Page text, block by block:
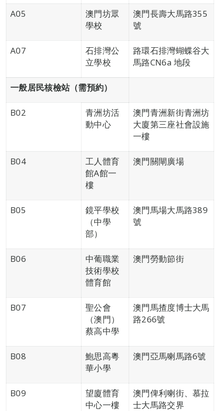
A05
澳門坊眾
學校
澳門長壽大馬路355
號
A07
石排灣公
立學校
路環石排灣蝴蝶谷大
馬路CN6a 地段
一般居民核檢站（需預約）
B02
青洲坊活
動中心
澳門青洲新街青洲坊
大廈第三座社會設施
一樓
B04
工人體育
館A館一
樓
澳門關閘廣場
B05
鏡平學校
（中學
部）
澳門馬場大馬路389
號
B06
中葡職業
技術學校
體育館
澳門勞動節街
B07
聖公會
（澳門）
蔡高中學
澳門馬揸度博士大馬
路266號
B08
鮑思高粵
華小學
澳門亞馬喇馬路6號
B09
望廈體育
中心一樓
澳門俾利喇街、慕拉
士大馬路交界